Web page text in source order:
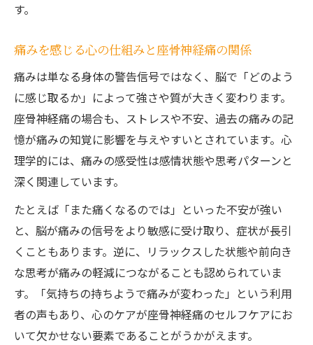
感情の波が座骨神経痛を左右する理由を解
説
うつ病と座骨神経痛の心理的な共通点とは
感情コントロールが座骨神経痛改善の鍵に
感情変化による座骨神経痛の症状への影響
スピリチュアル視点から見る座骨神経痛の悩み
座骨神経痛のスピリチュアルな意味に迫る
ツインレイや霊的観点から座骨神経痛を解
釈
リズブルボーが語る座骨神経痛の心理的背
景
スピリチュアル的に見る座骨神経痛のメッ
セージ
す。
痛みを感じる心の仕組みと座骨神経痛の関係
痛みは単なる身体の警告信号ではなく、脳で「どのよう
に感じ取るか」によって強さや質が大きく変わります。
座骨神経痛の場合も、ストレスや不安、過去の痛みの記
憶が痛みの知覚に影響を与えやすいとされています。心
理学的には、痛みの感受性は感情状態や思考パターンと
深く関連しています。
たとえば「また痛くなるのでは」といった不安が強い
と、脳が痛みの信号をより敏感に受け取り、症状が長引
くこともあります。逆に、リラックスした状態や前向き
な思考が痛みの軽減につながることも認められていま
す。「気持ちの持ちようで痛みが変わった」という利用
者の声もあり、心のケアが座骨神経痛のセルフケアにお
いて欠かせない要素であることがうかがえます。